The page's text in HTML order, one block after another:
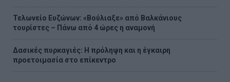
Τελωνείο Ευζώνων: «Βούλιαξε» από Βαλκάνιους
τουρίστες – Πάνω από 4 ώρες η αναμονή
Δασικές πυρκαγιές: Η πρόληψη και η έγκαιρη
προετοιμασία στο επίκεντρο